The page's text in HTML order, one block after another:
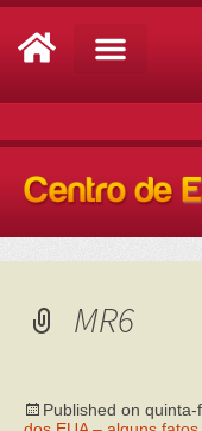
MR6
Published on quinta-